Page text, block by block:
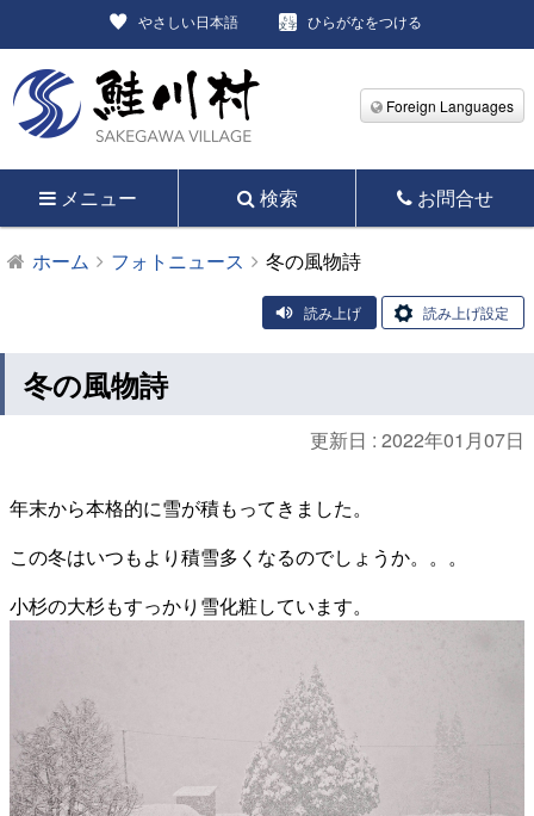
やさしい日本語 ひらがなをつける
Foreign Languages
メニュー 検索 お問合せ
ホーム フォトニュース 冬の風物詩
読み上げ 読み上げ設定
冬の風物詩
更新日 : 2022年01月07日
年末から本格的に雪が積もってきました。
この冬はいつもより積雪多くなるのでしょうか。。。
小杉の大杉もすっかり雪化粧しています。